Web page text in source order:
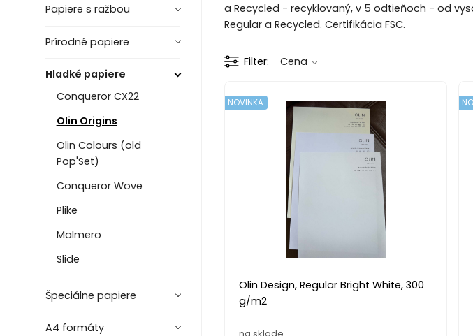
Papiere s ražbou
Prírodné papiere
Hladké papiere
Conqueror CX22
Olin Origins
Olin Colours (old
Pop'Set)
Conqueror Wove
Plike
Malmero
Slide
Špeciálne papiere
A4 formáty
a Recycled - recyklovaný, v 5 odtieňoch - od
Regular a Recycled. Certifikácia FSC.
Filter Cena
Olin Design, Regular Bright White, 300
g/m2
NOVINKA